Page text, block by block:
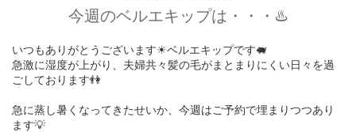
今週のベルエキップは・・・♨️
いつもありがとうございます☀︎ベルエキップです🐖
急激に湿度が上がり、夫婦共々髪の毛がまとまりにくい日々を過
ごしております👫
急に蒸し暑くなってきたせいか、今週はご予約で埋まりつつあり
ます💡